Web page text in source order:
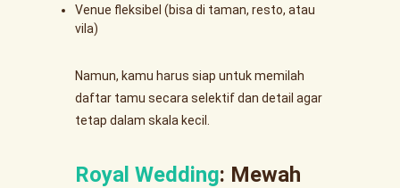
Venue fleksibel (bisa di taman, resto, atau
vila)
Namun, kamu harus siap untuk memilah
daftar tamu secara selektif dan detail agar
tetap dalam skala kecil.
Royal Wedding: Mewah